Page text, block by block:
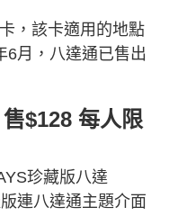
，該卡適用的地點
6月，八達通已售出
$128 每人限
珍藏版八達
連八達通主題介面